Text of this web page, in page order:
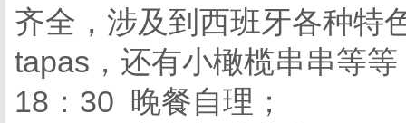
齐全，涉及到西班牙各种特
tapas，还有小橄榄串串等
18：30 晚餐自理；